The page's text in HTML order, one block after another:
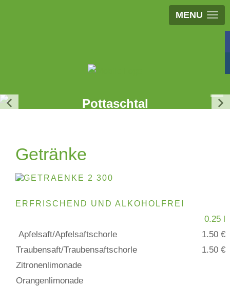
MENU
Pottaschtal
Getränke
ERFRISCHEND UND ALKOHOLFREI
0.25 l
Apfelsaft/Apfelsaftschorle
1.50 €
Traubensaft/Traubensaftschorle
1.50 €
Zitronenlimonade
Orangenlimonade